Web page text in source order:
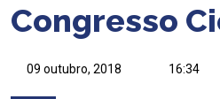
Congresso
09 outubro, 2018 16:34